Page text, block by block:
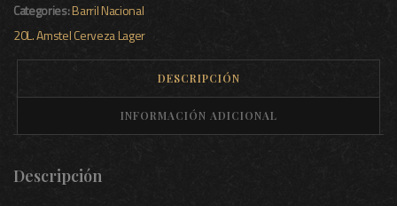
Categories:BarrilNacional
20L.AmstelCervezaLager
DESCRIPCIÓN
INFORMACIÓN ADICIONAL
Descripción